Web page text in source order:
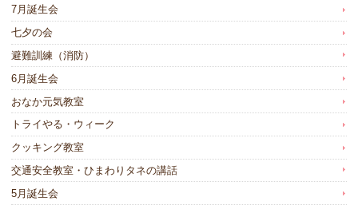
7月誕生会
七夕の会
避難訓練（消防）
6月誕生会
おなか元気教室
トライやる・ウィーク
クッキング教室
交通安全教室・ひまわりタネの講話
5月誕生会